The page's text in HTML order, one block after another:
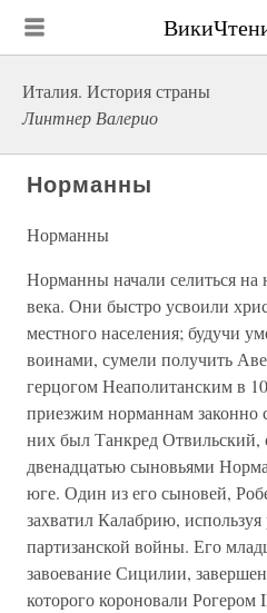
Италия. История страны
Линтнер Валерио
Норманны
Норманны
Норманны начали селиться
века. Они быстро усвоили
местного населения; будучи
воинами, сумели получить
герцогом Неаполитанским в
приезжим норманнам законно
них был Танкред
двенадцатью сыновьями
юге. Один из его сыновей,
захватил Калабрию,
партизанской войны. Его
завоевание Сицилии,
которого короновали